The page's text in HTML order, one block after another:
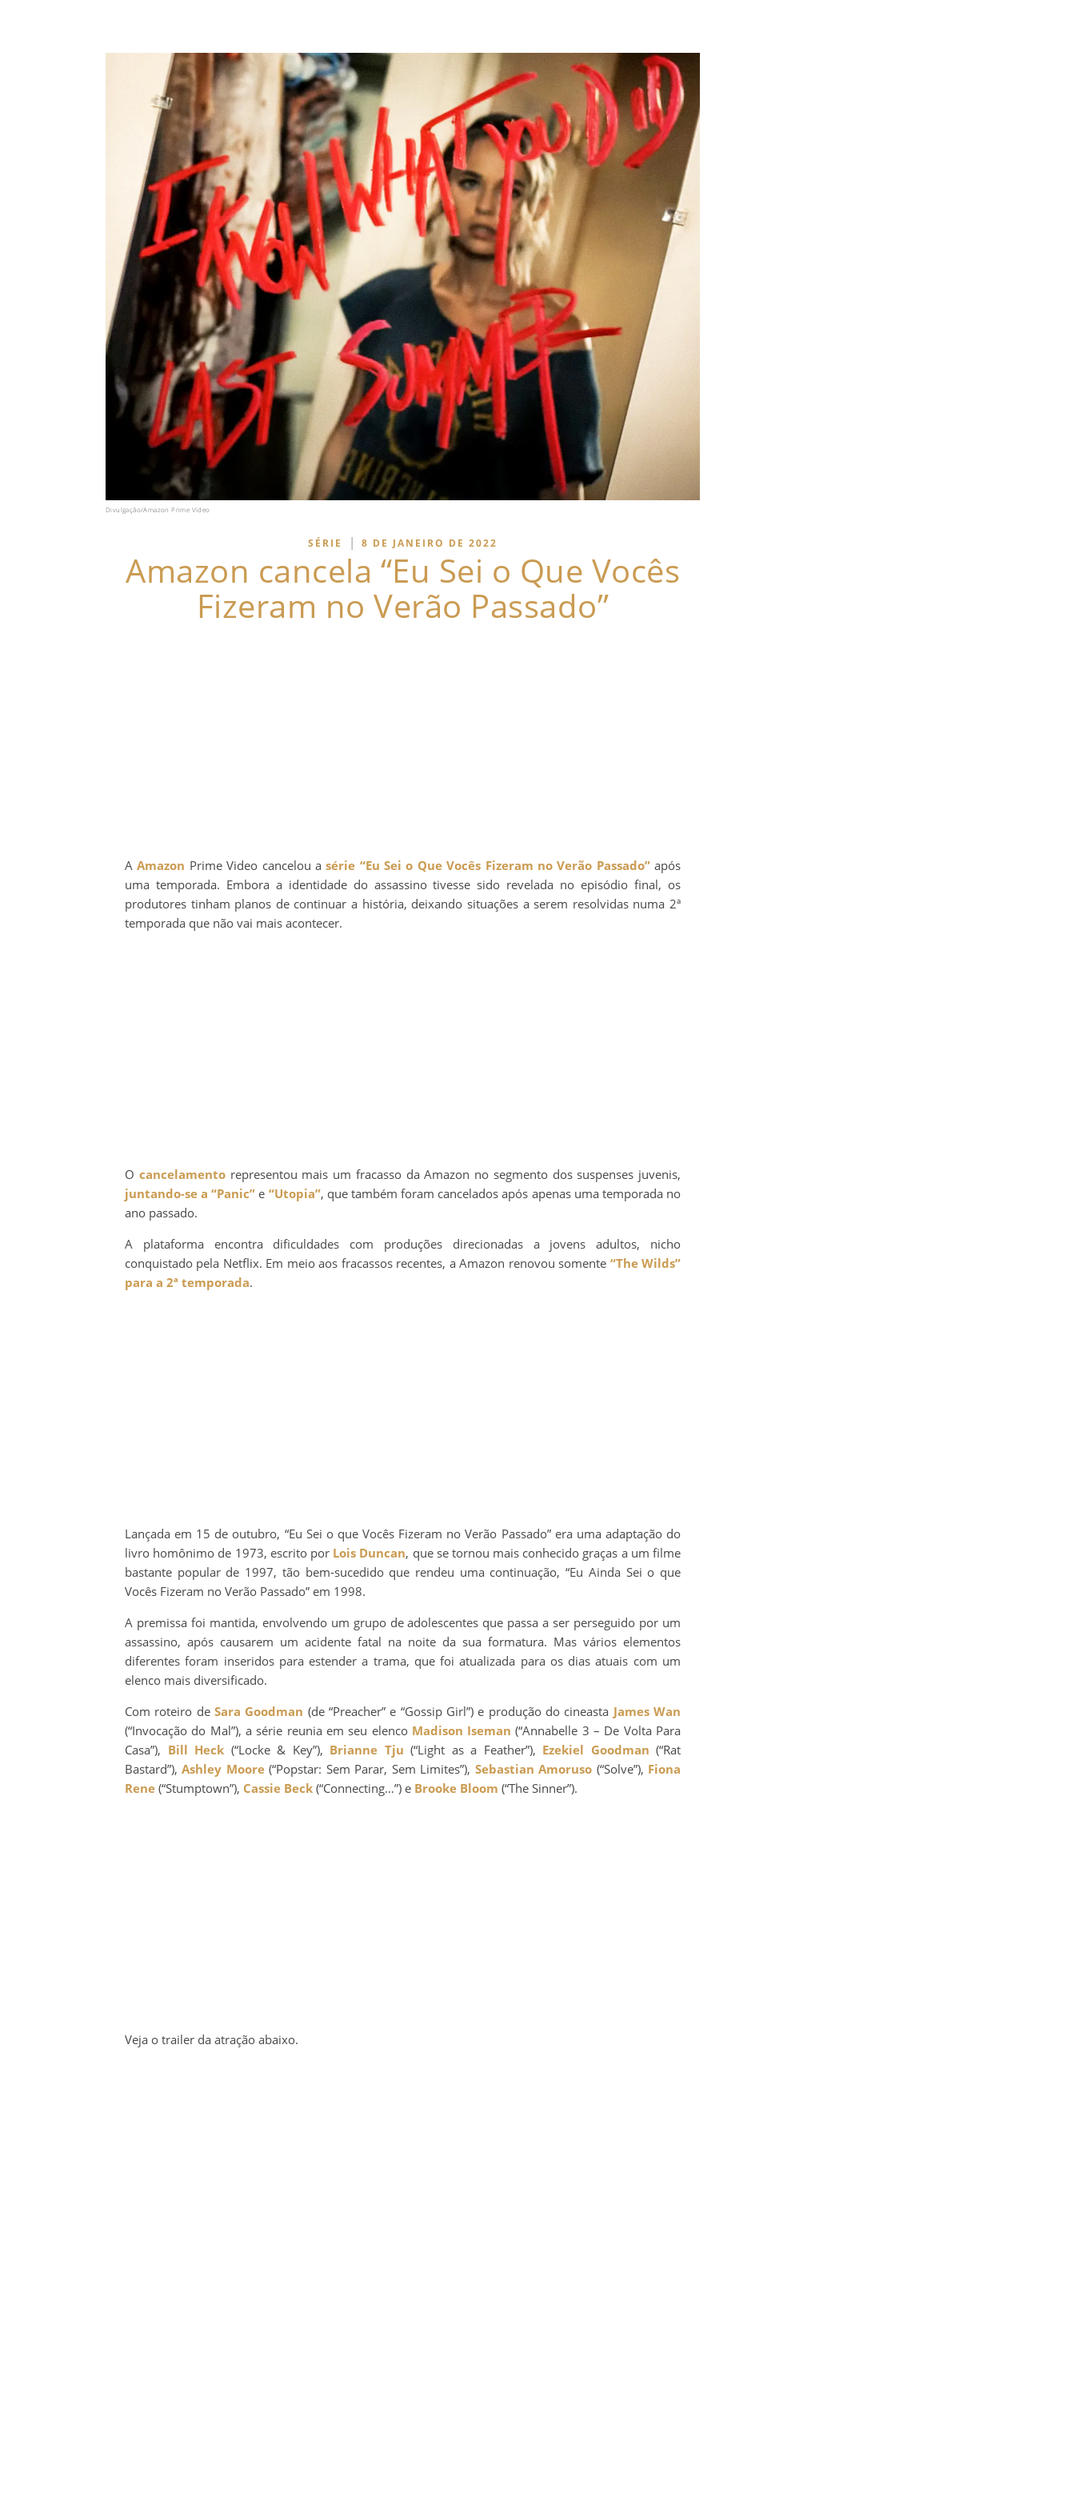
Divulgação/Amazon Prime Video
SÉRIE | 8 DE JANEIRO DE 2022
Amazon cancela “Eu Sei o Que Vocês
Fizeram no Verão Passado”
AAmazon Prime Video cancelou asérie “Eu Sei o Que Vocês Fizeram no Verão Passado”após
uma temporada. Embora a identidade do assassino tivesse sido revelada no episódio final, os
produtores tinham planos de continuar a história, deixando situações a serem resolvidas numa 2ª
temporada que não vai mais acontecer.
O cancelamentorepresentou mais um fracasso da Amazon no segmento dos suspenses juvenis,
juntando-se a “Panic” e “Utopia”, que também foram cancelados após apenas uma temporada no
ano passado.
A plataforma encontra dificuldades com produções direcionadas a jovens adultos, nicho
conquistado pela Netflix. Em meio aos fracassos recentes, a Amazon renovou somente “The Wilds”
para a 2ª temporada.
Lançada em 15 de outubro, “Eu Sei o que Vocês Fizeram no Verão Passado” era uma adaptação do
livro homônimo de 1973, escrito por Lois Duncan, que se tornou mais conhecido graças a um filme
bastante popular de 1997, tão bem-sucedido que rendeu uma continuação, “Eu Ainda Sei o que
Vocês Fizeram no Verão Passado” em 1998.
A premissa foi mantida, envolvendo um grupo de adolescentes que passa a ser perseguido por um
assassino, após causarem um acidente fatal na noite da sua formatura. Mas vários elementos
diferentes foram inseridos para estender a trama, que foi atualizada para os dias atuais com um
elenco mais diversificado.
Com roteiro de Sara Goodman (de “Preacher” e “Gossip Girl”) e produção do cineasta James Wan
(“Invocação do Mal”), a série reunia em seu elenco Madison Iseman (“Annabelle 3 – De Volta Para
Casa”), Bill Heck (“Locke & Key”), Brianne Tju (“Light as a Feather”), Ezekiel Goodman (“Rat
Bastard”),Ashley Moore(“Popstar: Sem Parar, Sem Limites”), Sebastian Amoruso (“Solve”), Fiona
Rene (“Stumptown”), Cassie Beck (“Connecting…”) e Brooke Bloom (“The Sinner”).
Veja o trailer da atração abaixo.